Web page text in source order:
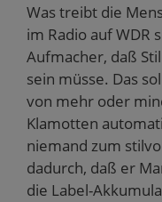
Was treibt die
im Radio auf WDR
Aufmacher, daß
sein müsse. Das
von mehr oder
Klamotten
niemand zum
dadurch, daß er
die Label-